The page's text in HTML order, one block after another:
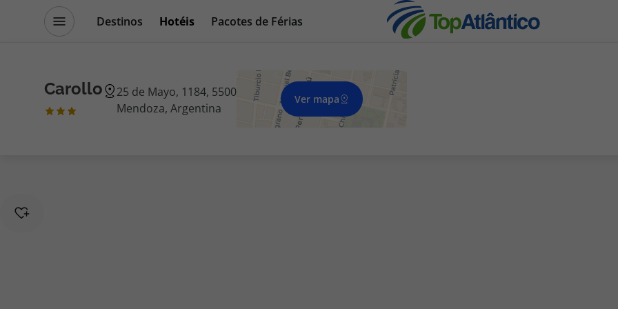
Destinos Hotéis
Pacotes de Férias
Escapadinhas
Carollo
25 de Mayo, 1184, 5500
Mendoza, Argentina
Ver mapa